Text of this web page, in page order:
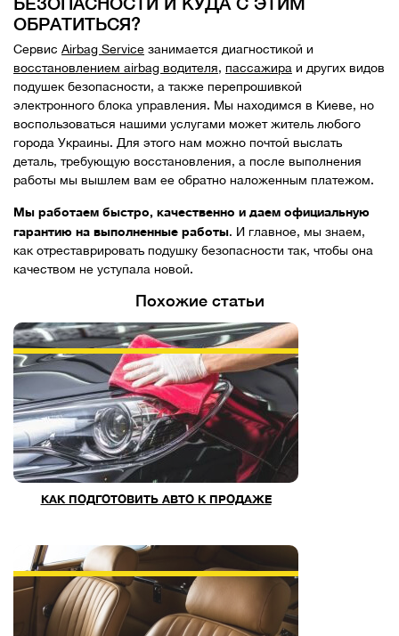
ОБРАТИТЬСЯ?
Сервис Airbag Service занимается диагностикой и
восстановлением airbag водителя, пассажира и других видов
подушек безопасности, а также перепрошивкой
электронного блока управления. Мы находимся в Киеве, но
воспользоваться нашими услугами может житель любого
города Украины. Для этого нам можно почтой выслать
деталь, требующую восстановления, а после выполнения
работы мы вышлем вам ее обратно наложенным платежом.
Мы работаем быстро, качественно и даем официальную
гарантию на выполненные работы. И главное, мы знаем,
как отреставрировать подушку безопасности так, чтобы она
качеством не уступала новой.
Похожие статьи
КАК ПОДГОТОВИТЬ АВТО К ПРОДАЖЕ